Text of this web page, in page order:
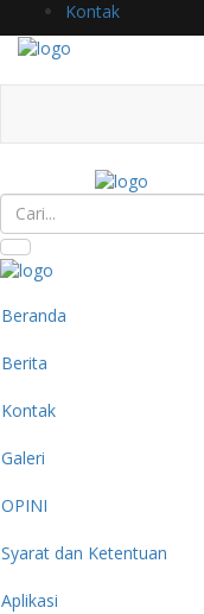
Kontak
Beranda
Berita
Kontak
Galeri
OPINI
Syarat dan Ketentuan
Aplikasi